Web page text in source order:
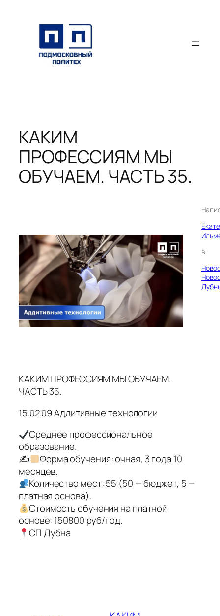
содержимому
КАКИМ
ПРОФЕССИЯМ МЫ
ОБУЧАЕМ. ЧАСТЬ 35.
в
КАКИМ ПРОФЕССИЯМ МЫ ОБУЧАЕМ.
ЧАСТЬ 35.
15.02.09 Аддитивные технологии
Среднее профессиональное
образование.
✍
Форма обучения: очная, 3 года 10
месяцев.
Количество мест: 55 (50 — бюджет, 5 —
платная основа).
Стоимость обучения на платной
основе: 150800 руб/год.
СП Дубна